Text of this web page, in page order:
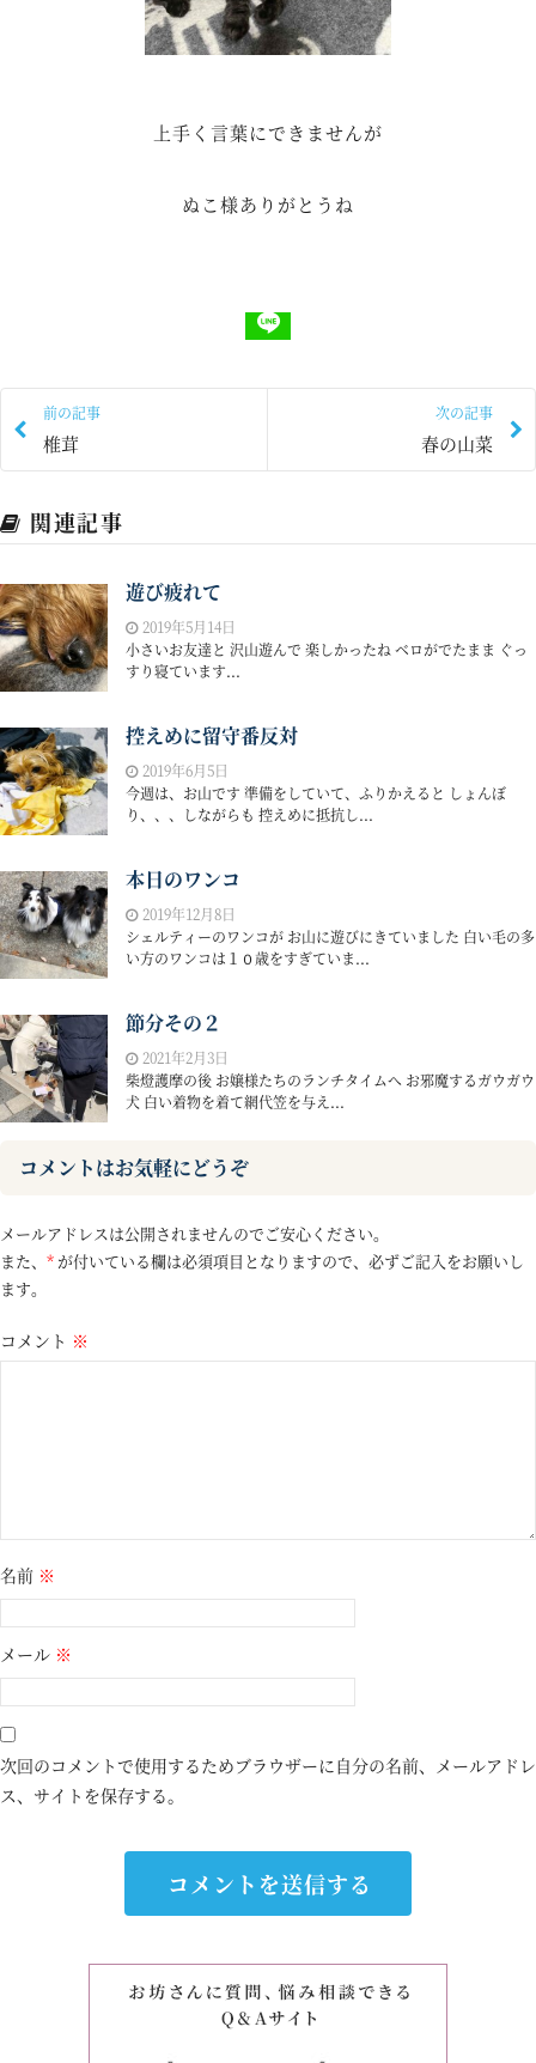
上手く言葉にできませんが
ぬこ様ありがとうね
前の記事
椎茸
次の記事
春の山菜
関連記事
遊び疲れて
2019年5月14日
小さいお友達と 沢山遊んで 楽しかったね ベロがでたまま ぐっ
すり寝ています...
控えめに留守番反対
2019年6月5日
今週は、お山です 準備をしていて、ふりかえると しょんぼ
り、、、しながらも 控えめに抵抗し...
本日のワンコ
2019年12月8日
シェルティーのワンコが お山に遊びにきていました 白い毛の多
い方のワンコは１０歳をすぎていま...
節分その２
2021年2月3日
柴燈護摩の後 お嬢様たちのランチタイムへ お邪魔するガウガウ
犬 白い着物を着て網代笠を与え...
コメントはお気軽にどうぞ
メールアドレスは公開されませんのでご安心ください。
また、 * が付いている欄は必須項目となりますので、必ずご記入をお願いし
ます。
コメント ※
名前 ※
メール ※
次回のコメントで使用するためブラウザーに自分の名前、メールアドレ
ス、サイトを保存する。